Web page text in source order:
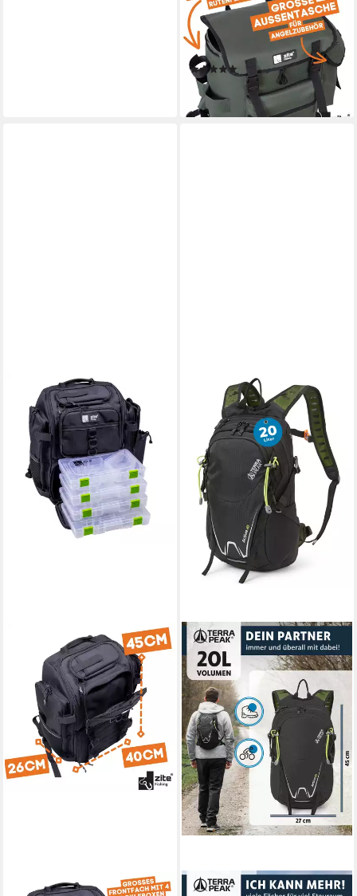
Multifunktionaler ISO
Rucksack mit abnehmbarem
Kühlfach
(4)
48,37 €
lieferbar - in 2-3 Werktagen bei dir
TERRA PEAK